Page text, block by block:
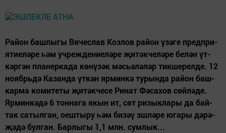
Ра­йон баш­лы­гы Вя­чес­лав Коз­лов ра­йон үзә­ге предп­ри­
я­ти­е­лә­ре һәм уч­реж­де­ни­е­лә­ре җи­тәк­чел­ә­ре бе­лән үт­
кәр­гән пла­нер­ка­да кө­нү­зәк мәсь­ә­лә­лә­р тик­ше­рел­де. 12
но­ябрь­дә Каз­ан­да үт­кән яр­мин­кә ту­рын­да ра­йон баш­
кар­ма ко­ми­те­ты җи­тәк­че­се Ри­нат Фә­са­хов сөй­лә­де.
Яр­мин­кә­дә 6 тон­на­га якын ит, сөт ри­зыкл­а­ры да бай­
так са­тыл­ган, оеш­ты­ру һәм би­зәү эш­лә­ре юга­ры дә­рә­
җә­дә бул­ган. Бар­лы­гы 1,1 млн. сум­лык...